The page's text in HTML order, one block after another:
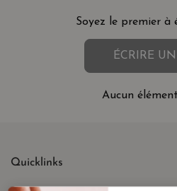
Soyez le premier à
ÉCRIRE
Aucun
Quicklinks